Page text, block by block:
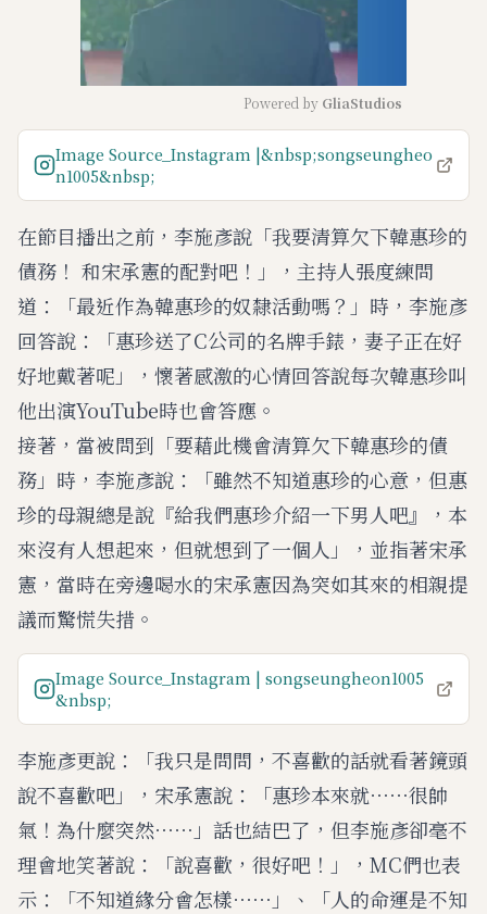
u
Powered by GliaStudios
Image Source_Instagram |&nbsp;songseungheo
n1005&nbsp;
在節目播出之前，李施彥說「我要清算欠下韓惠珍的
債務！ 和宋承憲的配對吧！」，主持人張度練問
道：「最近作為韓惠珍的奴隸活動嗎？」時，李施彥
回答說：「惠珍送了C公司的名牌手錶，妻子正在好
好地戴著呢」，懷著感激的心情回答說每次韓惠珍叫
他出演YouTube時也會答應。
接著，當被問到「要藉此機會清算欠下韓惠珍的債
務」時，李施彥說：「雖然不知道惠珍的心意，但惠
珍的母親總是說『給我們惠珍介紹一下男人吧』，本
來沒有人想起來，但就想到了一個人」，並指著宋承
憲，當時在旁邊喝水的宋承憲因為突如其來的相親提
議而驚慌失措。
Image Source_Instagram | songseungheon1005
&nbsp;
李施彥更說：「我只是問問，不喜歡的話就看著鏡頭
說不喜歡吧」，宋承憲說：「惠珍本來就⋯⋯很帥
氣！為什麼突然⋯⋯」話也結巴了，但李施彥卻毫不
理會地笑著說：「說喜歡，很好吧！」，MC們也表
示：「不知道緣分會怎樣⋯⋯」、「人的命運是不知